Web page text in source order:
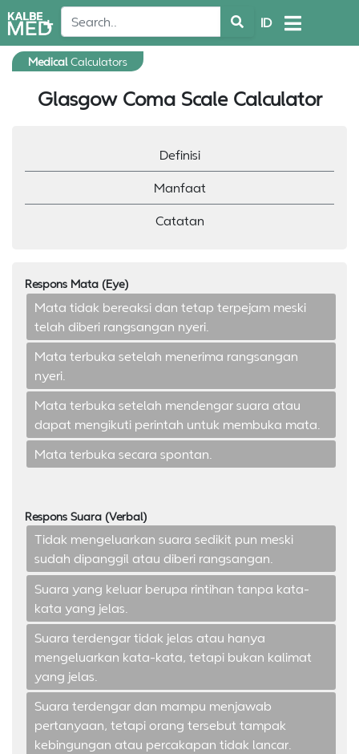
ID
MedicalCalculators
Glasgow Coma Scale Calculator
Definisi
Manfaat
Catatan
Respons Mata (Eye)
Mata tidak bereaksi dan tetap terpejam meski
telah diberi rangsangan nyeri.
Mata terbuka setelah menerima rangsangan
nyeri.
Mata terbuka setelah mendengar suara atau
dapat mengikuti perintah untuk membuka mata.
Mata terbuka secara spontan.
Respons Suara (Verbal)
Tidak mengeluarkan suara sedikit pun meski
sudah dipanggil atau diberi rangsangan.
Suara yang keluar berupa rintihan tanpa kata-
kata yang jelas.
Suara terdengar tidak jelas atau hanya
mengeluarkan kata-kata, tetapi bukan kalimat
yang jelas.
Suara terdengar dan mampu menjawab
pertanyaan, tetapi orang tersebut tampak
kebingungan atau percakapan tidak lancar.